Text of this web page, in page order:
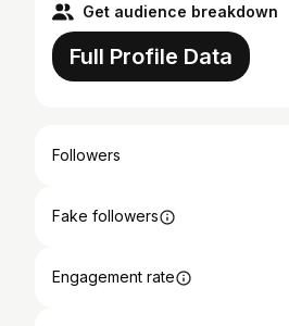
Get audience breakdown
Full Profile Data
Followers
Fake followers
Engagement rate